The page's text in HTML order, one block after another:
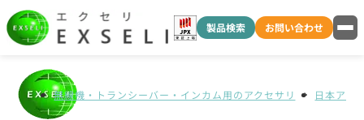
製品検索 お問い合わせ
無線機・トランシーバー・インカム用のアクセサリ 日本アン